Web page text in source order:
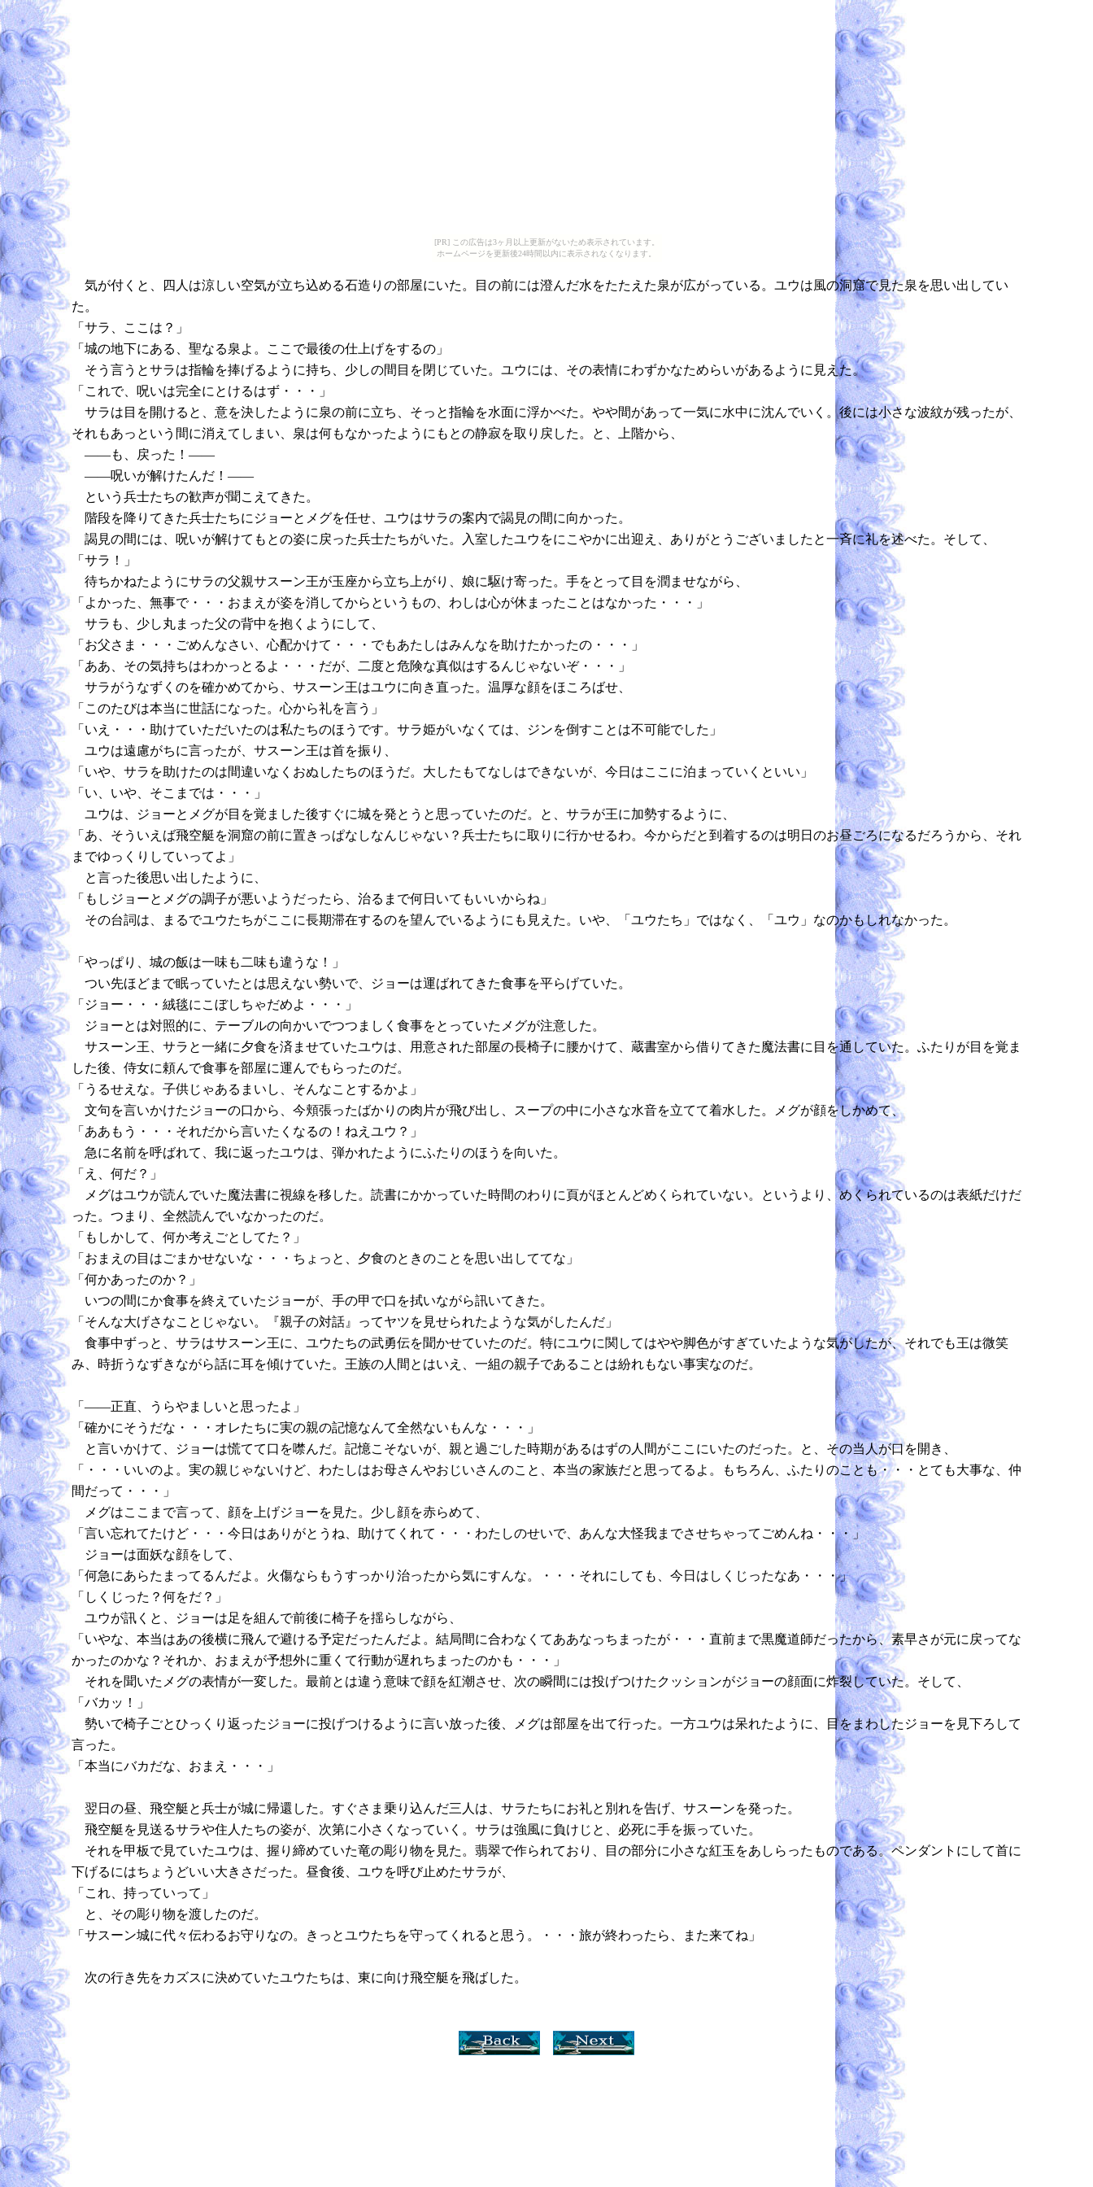
[PR] この広告は3ヶ月以上更新がないため表示されています。
ホームページを更新後24時間以内に表示されなくなります。
気が付くと、四人は涼しい空気が立ち込める石造りの部屋にいた。目の前には澄んだ水をたたえた泉が広がっている。ユウは風の洞窟で見た泉を思い出してい
た。
「サラ、ここは？」
「城の地下にある、聖なる泉よ。ここで最後の仕上げをするの」
そう言うとサラは指輪を捧げるように持ち、少しの間目を閉じていた。ユウには、その表情にわずかなためらいがあるように見えた。
「これで、呪いは完全にとけるはず・・・」
サラは目を開けると、意を決したように泉の前に立ち、そっと指輪を水面に浮かべた。やや間があって一気に水中に沈んでいく。後には小さな波紋が残ったが、
それもあっという間に消えてしまい、泉は何もなかったようにもとの静寂を取り戻した。と、上階から、
――も、戻った！――
――呪いが解けたんだ！――
という兵士たちの歓声が聞こえてきた。
階段を降りてきた兵士たちにジョーとメグを任せ、ユウはサラの案内で謁見の間に向かった。
謁見の間には、呪いが解けてもとの姿に戻った兵士たちがいた。入室したユウをにこやかに出迎え、ありがとうございましたと一斉に礼を述べた。そして、
「サラ！」
待ちかねたようにサラの父親サスーン王が玉座から立ち上がり、娘に駆け寄った。手をとって目を潤ませながら、
「よかった、無事で・・・おまえが姿を消してからというもの、わしは心が休まったことはなかった・・・」
サラも、少し丸まった父の背中を抱くようにして、
「お父さま・・・ごめんなさい、心配かけて・・・でもあたしはみんなを助けたかったの・・・」
「ああ、その気持ちはわかっとるよ・・・だが、二度と危険な真似はするんじゃないぞ・・・」
サラがうなずくのを確かめてから、サスーン王はユウに向き直った。温厚な顔をほころばせ、
「このたびは本当に世話になった。心から礼を言う」
「いえ・・・助けていただいたのは私たちのほうです。サラ姫がいなくては、ジンを倒すことは不可能でした」
ユウは遠慮がちに言ったが、サスーン王は首を振り、
「いや、サラを助けたのは間違いなくおぬしたちのほうだ。大したもてなしはできないが、今日はここに泊まっていくといい」
「い、いや、そこまでは・・・」
ユウは、ジョーとメグが目を覚ました後すぐに城を発とうと思っていたのだ。と、サラが王に加勢するように、
「あ、そういえば飛空艇を洞窟の前に置きっぱなしなんじゃない？兵士たちに取りに行かせるわ。今からだと到着するのは明日のお昼ごろになるだろうから、それ
までゆっくりしていってよ」
と言った後思い出したように、
「もしジョーとメグの調子が悪いようだったら、治るまで何日いてもいいからね」
その台詞は、まるでユウたちがここに長期滞在するのを望んでいるようにも見えた。いや、「ユウたち」ではなく、「ユウ」なのかもしれなかった。
「やっぱり、城の飯は一味も二味も違うな！」
つい先ほどまで眠っていたとは思えない勢いで、ジョーは運ばれてきた食事を平らげていた。
「ジョー・・・絨毯にこぼしちゃだめよ・・・」
ジョーとは対照的に、テーブルの向かいでつつましく食事をとっていたメグが注意した。
サスーン王、サラと一緒に夕食を済ませていたユウは、用意された部屋の長椅子に腰かけて、蔵書室から借りてきた魔法書に目を通していた。ふたりが目を覚ま
した後、侍女に頼んで食事を部屋に運んでもらったのだ。
「うるせえな。子供じゃあるまいし、そんなことするかよ」
文句を言いかけたジョーの口から、今頬張ったばかりの肉片が飛び出し、スープの中に小さな水音を立てて着水した。メグが顔をしかめて、
「ああもう・・・それだから言いたくなるの！ねえユウ？」
急に名前を呼ばれて、我に返ったユウは、弾かれたようにふたりのほうを向いた。
「え、何だ？」
メグはユウが読んでいた魔法書に視線を移した。読書にかかっていた時間のわりに頁がほとんどめくられていない。というより、めくられているのは表紙だけだ
った。つまり、全然読んでいなかったのだ。
「もしかして、何か考えごとしてた？」
「おまえの目はごまかせないな・・・ちょっと、夕食のときのことを思い出しててな」
「何かあったのか？」
いつの間にか食事を終えていたジョーが、手の甲で口を拭いながら訊いてきた。
「そんな大げさなことじゃない。『親子の対話』ってヤツを見せられたような気がしたんだ」
食事中ずっと、サラはサスーン王に、ユウたちの武勇伝を聞かせていたのだ。特にユウに関してはやや脚色がすぎていたような気がしたが、それでも王は微笑
み、時折うなずきながら話に耳を傾けていた。王族の人間とはいえ、一組の親子であることは紛れもない事実なのだ。
「――正直、うらやましいと思ったよ」
「確かにそうだな・・・オレたちに実の親の記憶なんて全然ないもんな・・・」
と言いかけて、ジョーは慌てて口を噤んだ。記憶こそないが、親と過ごした時期があるはずの人間がここにいたのだった。と、その当人が口を開き、
「・・・いいのよ。実の親じゃないけど、わたしはお母さんやおじいさんのこと、本当の家族だと思ってるよ。もちろん、ふたりのことも・・・とても大事な、仲
間だって・・・」
メグはここまで言って、顔を上げジョーを見た。少し顔を赤らめて、
「言い忘れてたけど・・・今日はありがとうね、助けてくれて・・・わたしのせいで、あんな大怪我までさせちゃってごめんね・・・」
ジョーは面妖な顔をして、
「何急にあらたまってるんだよ。火傷ならもうすっかり治ったから気にすんな。・・・それにしても、今日はしくじったなあ・・・」
「しくじった？何をだ？」
ユウが訊くと、ジョーは足を組んで前後に椅子を揺らしながら、
「いやな、本当はあの後横に飛んで避ける予定だったんだよ。結局間に合わなくてああなっちまったが・・・直前まで黒魔道師だったから、素早さが元に戻ってな
かったのかな？それか、おまえが予想外に重くて行動が遅れちまったのかも・・・」
それを聞いたメグの表情が一変した。最前とは違う意味で顔を紅潮させ、次の瞬間には投げつけたクッションがジョーの顔面に炸裂していた。そして、
「バカッ！」
勢いで椅子ごとひっくり返ったジョーに投げつけるように言い放った後、メグは部屋を出て行った。一方ユウは呆れたように、目をまわしたジョーを見下ろして
言った。
「本当にバカだな、おまえ・・・」
翌日の昼、飛空艇と兵士が城に帰還した。すぐさま乗り込んだ三人は、サラたちにお礼と別れを告げ、サスーンを発った。
飛空艇を見送るサラや住人たちの姿が、次第に小さくなっていく。サラは強風に負けじと、必死に手を振っていた。
それを甲板で見ていたユウは、握り締めていた竜の彫り物を見た。翡翠で作られており、目の部分に小さな紅玉をあしらったものである。ペンダントにして首に
下げるにはちょうどいい大きさだった。昼食後、ユウを呼び止めたサラが、
「これ、持っていって」
と、その彫り物を渡したのだ。
「サスーン城に代々伝わるお守りなの。きっとユウたちを守ってくれると思う。・・・旅が終わったら、また来てね」
次の行き先をカズスに決めていたユウたちは、東に向け飛空艇を飛ばした。